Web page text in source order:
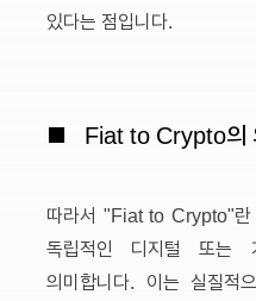
있다는 점입니다.
■ Fiat to Crypto의
따라서 "Fiat to Crypto"란
독립적인 디지털 또는
의미합니다. 이는 실질적